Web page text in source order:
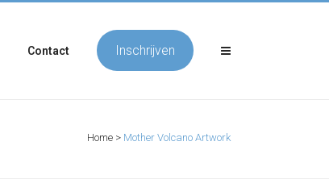
Inschrijven
Contact
Home > Mother Volcano Artwork